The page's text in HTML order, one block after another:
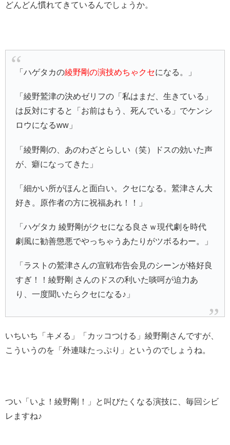
どんどん慣れてきているんでしょうか。
「ハゲタカの綾野剛の演技めちゃクセになる。」
「綾野鷲津の決めゼリフの「私はまだ、生きている」
は反対にすると「お前はもう、死んでいる」でケンシ
ロウになるww」
「綾野剛の、あのわざとらしい（笑）ドスの効いた声
が、癖になってきた」
「細かい所がほんと面白い。クセになる。鷲津さん大
好き。原作者の方に祝福あれ！！」
「ハゲタカ 綾野剛がクセになる良さｗ現代劇を時代
劇風に勧善懲悪でやっちゃうあたりがツボるわー。」
「ラストの鷲津さんの宣戦布告会見のシーンが格好良
すぎ！！綾野剛 さんのドスの利いた啖呵が迫力あ
り、一度聞いたらクセになる♪」
いちいち「キメる」「カッコつける」綾野剛さんですが、
こういうのを「外連味たっぷり」というのでしょうね。
つい「いよ！綾野剛！」と叫びたくなる演技に、毎回シビ
レますね♪